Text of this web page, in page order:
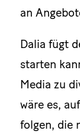
an
Dalia fügt
starten
Media zu
wäre es,
folgen, die